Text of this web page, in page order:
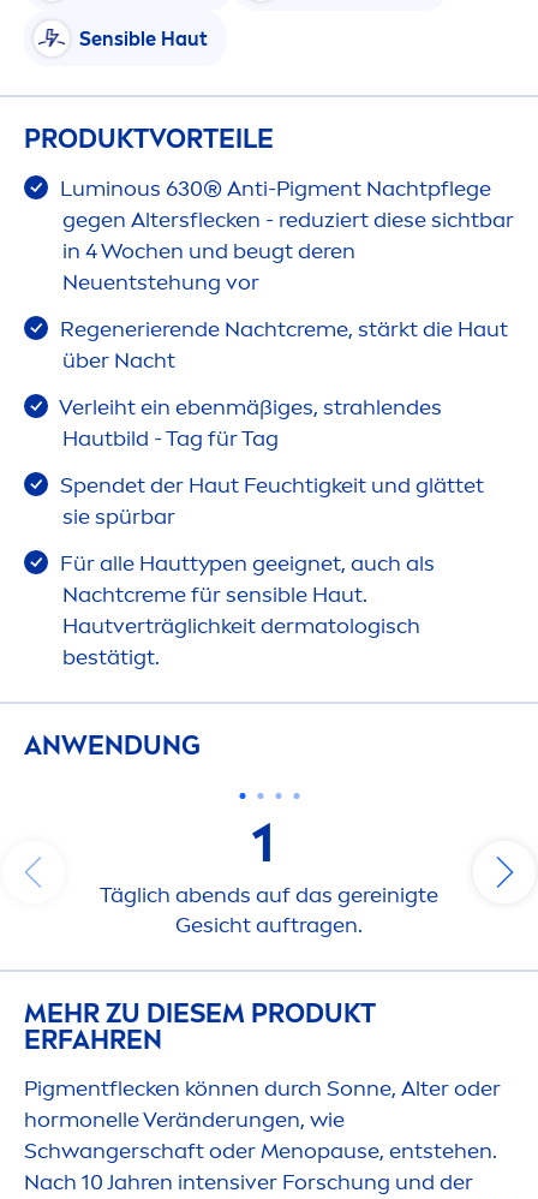
Sensible Haut
PRODUKTVORTEILE
Luminous 630® Anti-Pigment Nachtpflege
gegen Altersflecken - reduziert diese sichtbar
in 4 Wochen und beugt deren
Neuentstehung vor
Regenerierende Nachtcreme, stärkt die Haut
über Nacht
Verleiht ein ebenmäßiges, strahlendes
Hautbild - Tag für Tag
Spendet der Haut Feuchtigkeit und glättet
sie spürbar
Für alle Hauttypen geeignet, auch als
Nachtcremefür sensible Haut.
Hautverträglichkeit dermatologisch
bestätigt.
ANWENDUNG
1
Täglich abends auf das gereinigte
Gesicht auftragen.
MEHR ZU DIESEM PRODUKT
ERFAHREN
Pigmentflecken können durch Sonne, Alter oder
hormonelle Veränderungen, wie
Schwangerschaft oderMenopause, entstehen.
Nach 10 Jahren intensiver Forschung und der